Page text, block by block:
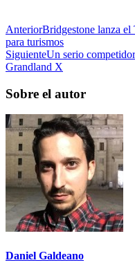
AnteriorBridgestone lanza
para turismos
SiguienteUn serio
Grandland X
Sobre el autor
Daniel Galdeano